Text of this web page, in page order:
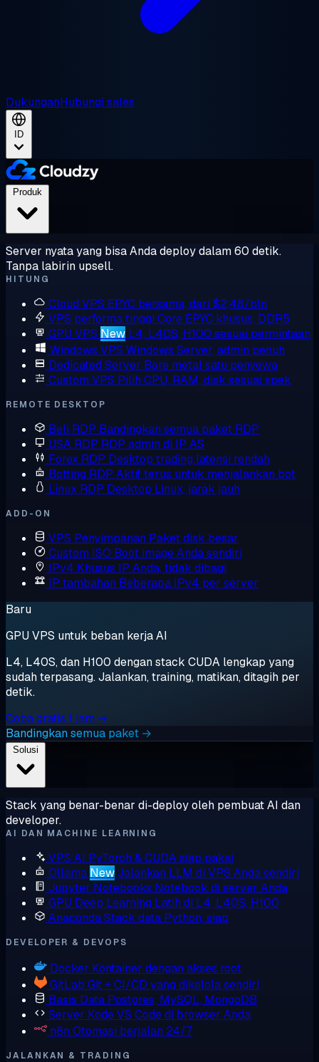
DukunganHubungi sales
ID
Server nyata yang bisa Anda deploy dalam 60 detik.
Tanpa labirin upsell.
HITUNG
Cloud VPS EPYC bersama, dari $2,48/bln
VPS performa tinggi Core EPYC khusus, DDR5
GPU VPS New L4, L40S, H100 sesuai permintaan
Windows VPS Windows Server, admin penuh
Dedicated Server Bare metal satu penyewa
Custom VPS Pilih CPU, RAM, disk sesuai spek
REMOTE DESKTOP
Beli RDP Bandingkan semua paket RDP
USA RDP RDP admin di IP AS
Forex RDP Desktop trading latensi rendah
Botting RDP Aktif terus untuk menjalankan bot
Linux RDP Desktop Linux, jarak jauh
ADD-ON
VPS Penyimpanan Paket disk besar
Custom ISO Boot image Anda sendiri
IPv4 Khusus IP Anda, tidak dibagi
IP tambahan Beberapa IPv4 per server
Baru
GPU VPS untuk beban kerja AI
L4, L40S, dan H100 dengan stack CUDA lengkap yang
sudah terpasang. Jalankan, training, matikan, ditagih per
detik.
Coba gratis 1 jam →
Bandingkan semua paket →
Stack yang benar-benar di-deploy oleh pembuat AI dan
developer.
AI DAN MACHINE LEARNING
VPS AI PyTorch & CUDA siap pakai
Ollama NewJalankan LLM di VPS Anda sendiri
Jupyter Notebooks Notebook di server Anda
GPU Deep Learning Latih di L4, L40S, H100
AnacondaStack data Python, siap
DEVELOPER & DEVOPS
Docker Kontainer dengan akses root
GitLab Git + CI/CD yang dikelola sendiri
Basis Data Postgres, MySQL, MongoDB
Server KodeVS Code di browser Anda
n8n Otomasi berjalan 24/7
JALANKAN & TRADING